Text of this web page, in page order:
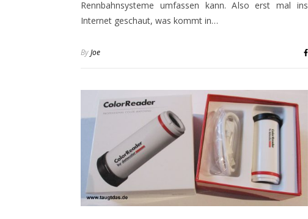
Rennbahnsysteme umfassen kann. Also erst mal ins
Internet geschaut, was kommt in…
ByJoe